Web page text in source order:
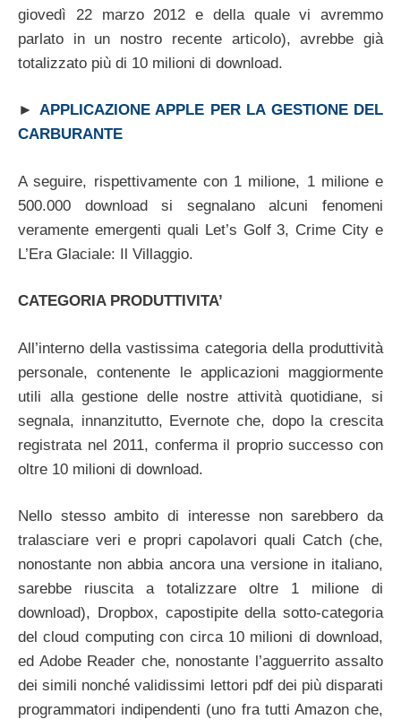
giovedì 22 marzo 2012 e della quale vi avremmo
parlato in un nostro recente articolo), avrebbe già
totalizzato più di 10 milioni di download.
► APPLICAZIONE APPLE PER LA GESTIONE DEL
CARBURANTE
A seguire, rispettivamente con 1 milione, 1 milione e
500.000 download si segnalano alcuni fenomeni
veramente emergenti quali Let’s Golf 3, Crime City e
L’Era Glaciale: Il Villaggio.
CATEGORIA PRODUTTIVITA’
All’interno della vastissima categoria della produttività
personale, contenente le applicazioni maggiormente
utili alla gestione delle nostre attività quotidiane, si
segnala, innanzitutto, Evernote che, dopo la crescita
registrata nel 2011, conferma il proprio successo con
oltre 10 milioni di download.
Nello stesso ambito di interesse non sarebbero da
tralasciare veri e propri capolavori quali Catch (che,
nonostante non abbia ancora una versione in italiano,
sarebbe riuscita a totalizzare oltre 1 milione di
download), Dropbox, capostipite della sotto-categoria
del cloud computing con circa 10 milioni di download,
ed Adobe Reader che, nonostante l’agguerrito assalto
dei simili nonché validissimi lettori pdf dei più disparati
programmatori indipendenti (uno fra tutti Amazon che,